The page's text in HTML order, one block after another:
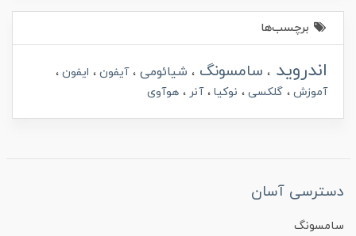
برچسب‌ها
اندروید سامسونگ شیائومی آیفون
ایفون
آموزش
گلکسی نوکیا آنر هوآوی
دسترسی آسان
سامسونگ